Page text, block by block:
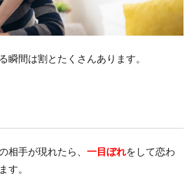
瞬間は割とたくさんあります。
相手が現れたら、 一目ぼれをして恋わ
す。